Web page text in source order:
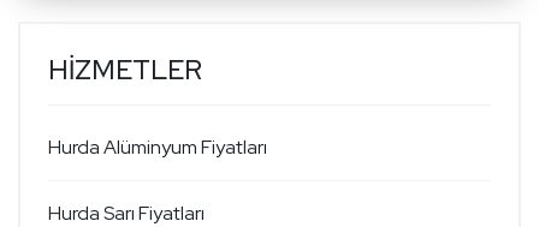
HİZMETLER
Hurda Alüminyum Fiyatları
Hurda Sarı Fiyatları